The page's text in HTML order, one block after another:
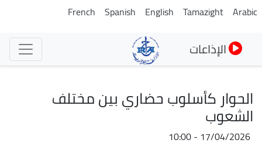
تجاوز
Arabic
Tamazight
English
Spanish
French
الإذاعات
الحوار كأسلوب حضاري بين مختلف
الشعوب
17/04/2026 - 10:00